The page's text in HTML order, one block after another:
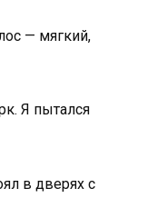
— мягкий,
Я пытался
в дверях с